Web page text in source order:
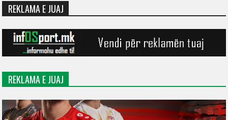
REKLAMA E JUAJ
REKLAMA E JUAJ